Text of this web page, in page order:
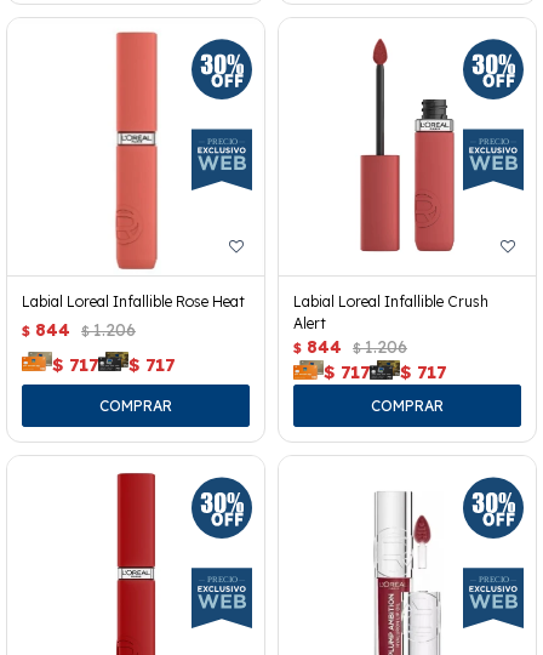
Labial Loreal Infallible Rose Heat
$ 844 $ 1.206
$ 717 $ 717
Labial Loreal Infallible Crush
Alert
$ 844 $ 1.206
$ 717 $ 717